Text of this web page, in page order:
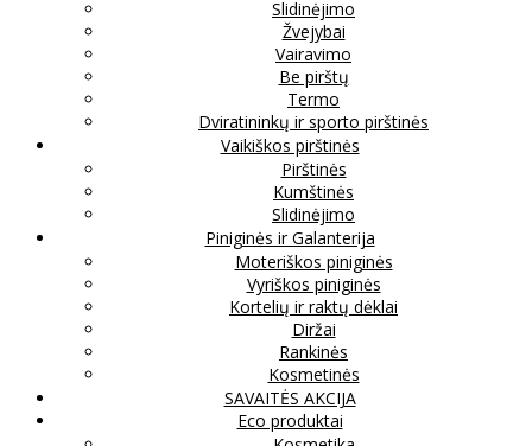
Slidinėjimo
Žvejybai
Vairavimo
Be pirštų
Termo
Dviratininkų ir sporto pirštinės
Vaikiškos pirštinės
Pirštinės
Kumštinės
Slidinėjimo
Piniginės ir Galanterija
Moteriškos piniginės
Vyriškos piniginės
Kortelių ir raktų dėklai
Diržai
Rankinės
Kosmetinės
SAVAITĖS AKCIJA
Eco produktai